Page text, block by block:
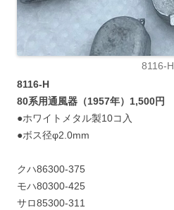
8116-H
8116-H
80系用通風器（1957年）1,500円
●ホワイトメタル製10コ入
●ボス径φ2.0mm
クハ86300-375
モハ80300-425
サロ85300-311